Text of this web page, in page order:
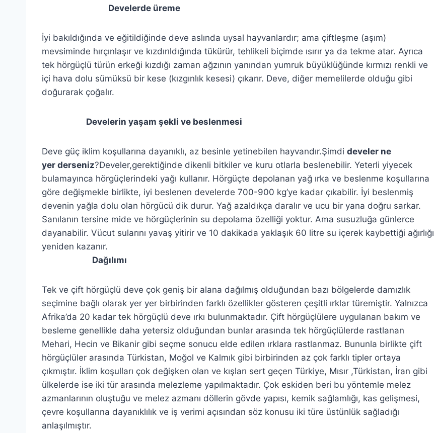
Develerde üreme
İyi bakıldığında ve eğitildiğinde deve aslında uysal hayvanlardır; ama çiftleşme (aşım)
mevsiminde hırçınlaşır ve kızdırıldığında tükürür, tehlikeli biçimde ısırır ya da tekme atar. Ayrıca
tek hörgüçlü türün erkeği kızdığı zaman ağzının yanından yumruk büyüklüğünde kırmızı renkli ve
içi hava dolu sümüksü bir kese (kızgınlık kesesi) çıkarır. Deve, diğer memelilerde olduğu gibi
doğurarak çoğalır.
Develerin yaşam şekli ve beslenmesi
Deve güç iklim koşullarına dayanıklı, az besinle yetinebilen hayvandır.Şimdi develer ne
yer derseniz?Develer,gerektiğinde dikenli bitkiler ve kuru otlarla beslenebilir. Yeterli yiyecek
bulamayınca hörgüçlerindeki yağı kullanır. Hörgüçte depolanan yağ ırka ve beslenme koşullarına
göre değişmekle birlikte, iyi beslenen develerde 700-900 kg’ye kadar çıkabilir. İyi beslenmiş
devenin yağla dolu olan hörgücü dik durur. Yağ azaldıkça daralır ve ucu bir yana doğru sarkar.
Sanılanın tersine mide ve hörgüçlerinin su depolama özelliği yoktur. Ama susuzluğa günlerce
dayanabilir. Vücut sularını yavaş yitirir ve 10 dakikada yaklaşık 60 litre su içerek kaybettiği ağırlığı
yeniden kazanır.
Dağılımı
Tek ve çift hörgüçlü deve çok geniş bir alana dağılmış olduğundan bazı bölgelerde damızlık
seçimine bağlı olarak yer yer birbirinden farklı özellikler gösteren çeşitli ırklar türemiştir. Yalnızca
Afrika’da 20 kadar tek hörgüçlü deve ırkı bulunmaktadır. Çift hörgüçlülere uygulanan bakım ve
besleme genellikle daha yetersiz olduğundan bunlar arasında tek hörgüçlülerde rastlanan
Mehari, Hecin ve Bikanir gibi seçme sonucu elde edilen ırklara rastlanmaz. Bununla birlikte çift
hörgüçlüler arasında Türkistan, Moğol ve Kalmık gibi birbirinden az çok farklı tipler ortaya
çıkmıştır. İklim koşulları çok değişken olan ve kışları sert geçen Türkiye, Mısır ,Türkistan, İran gibi
ülkelerde ise iki tür arasında melezleme yapılmaktadır. Çok eskiden beri bu yöntemle melez
azmanlarının oluştuğu ve melez azmanı döllerin gövde yapısı, kemik sağlamlığı, kas gelişmesi,
çevre koşullarına dayanıklılık ve iş verimi açısından söz konusu iki türe üstünlük sağladığı
anlaşılmıştır.